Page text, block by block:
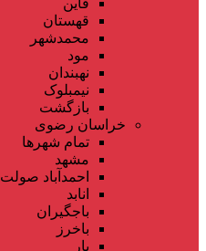
قهستان
محمدشهر
مود
نهبندان
نیمبلوک
بازگشت
خراسان رضوی
تمام شهر‌ها
مشهد
احمدآباد صولت
انابد
باجگیران
باخرز
بار